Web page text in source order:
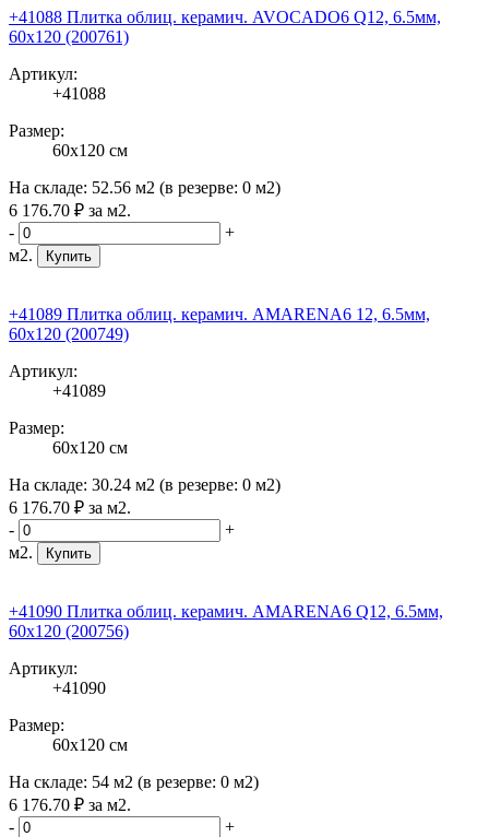
+41088 Плитка облиц. керамич. AVOCADO6 Q12, 6.5мм,
60x120 (200761)
Артикул:
+41088
Размер:
60x120 см
На складе: 52.56 м2 (в резерве: 0 м2)
6 176.70 ₽ за м2.
-
+
м2.
Купить
+41089 Плитка облиц. керамич. AMARENA6 12, 6.5мм,
60x120 (200749)
Артикул:
+41089
Размер:
60x120 см
На складе: 30.24 м2 (в резерве: 0 м2)
6 176.70 ₽ за м2.
-
+
м2.
Купить
+41090 Плитка облиц. керамич. AMARENA6 Q12, 6.5мм,
60x120 (200756)
Артикул:
+41090
Размер:
60x120 см
На складе: 54 м2 (в резерве: 0 м2)
6 176.70 ₽ за м2.
-
+